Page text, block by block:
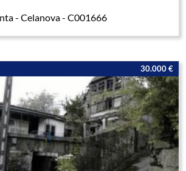
- Celanova - C001666
30.000 €